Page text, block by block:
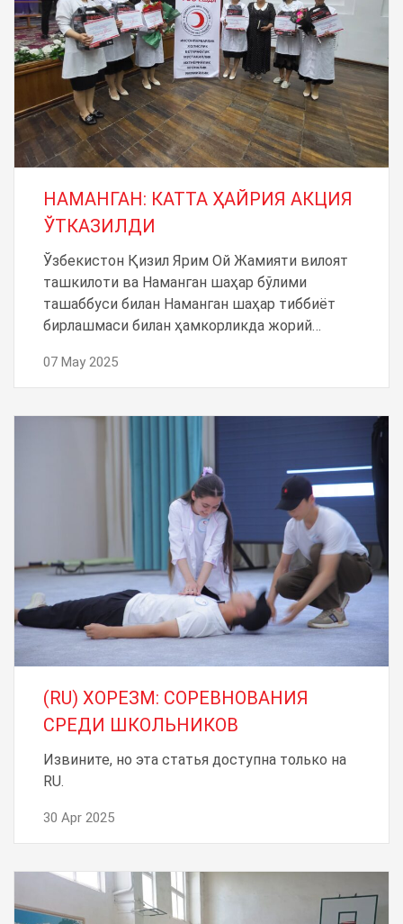
НАМАНГАН: КАТТА ҲАЙРИЯ АКЦИЯ
ЎТКАЗИЛДИ
Ўзбекистон Қизил Ярим Ой Жамияти вилоят
ташкилоти ва Наманган шаҳар бўлими
ташаббуси билан Наманган шаҳар тиббиёт
бирлашмаси билан ҳамкорликда жорий…
07 May 2025
(RU) ХОРЕЗМ: СОРЕВНОВАНИЯ
СРЕДИ ШКОЛЬНИКОВ
Извините, но эта статья доступна только на
RU.
30 Apr 2025